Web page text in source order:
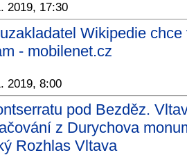
2019, 17:30
Wikipedie
- mobilenet.cz
2019, 8:00
pod Bezděz.
z Durychova
Rozhlas Vltava